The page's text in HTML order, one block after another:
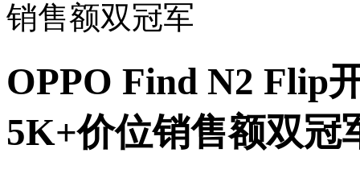
OPPO Find N2 Flip
5K+价位销售额双冠